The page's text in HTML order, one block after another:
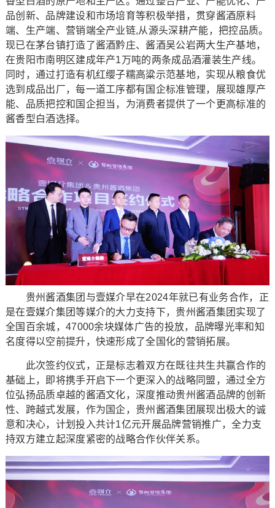
品创新、品牌建设和市场培育等积极举措，贯穿酱酒原料
端、生产端、营销端全产业链,从源头深耕产能，把控品质。
现已在茅台镇打造了酱酒黔庄、酱酒吴公岩两大生产基地，
在贵阳市南明区建成年产1万吨的两条成品酒灌装生产线。
同时，通过打造有机红缨子糯高粱示范基地，实现从粮食优
选到成品出厂，每一道工序都有国企标准管理，展现雄厚产
能、品质把控和国企担当，为消费者提供了一个更高标准的
酱香型白酒选择。
贵州酱酒集团与壹媒介早在2024年就已有业务合作，正
是在壹媒介集团等媒介的大力支持下，贵州酱酒集团实现了
全国百余城，47000余块媒体广告的投放，品牌曝光率和知
名度得以空前提升，快速形成了全国化的营销拓展。
此次签约仪式，正是标志着双方在既往共生共赢合作的
基础上，即将携手开启下一个更深入的战略同盟，通过全方
位弘扬品质卓越的酱酒文化，深度推动贵州酱酒品牌的创新
性、跨越式发展，作为国企，贵州酱酒集团展现出极大的诚
意和决心，计划投入共计1亿元开展品牌营销推广，全力支
持双方建立起深度紧密的战略合作伙伴关系。